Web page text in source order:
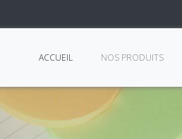
ACCUEIL NOS PRODUITS